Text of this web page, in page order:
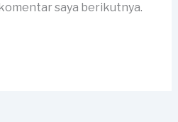
saya berikutnya.